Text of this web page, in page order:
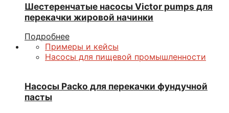
Шестеренчатые насосы Victor pumps для
перекачки жировой начинки
Подробнее
Примеры и кейсы
Насосы для пищевой промышленности
Насосы Packo для перекачки фундучной
пасты